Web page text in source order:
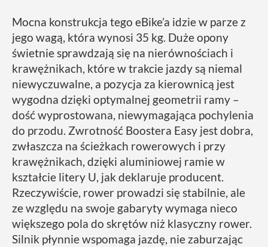
Mocna konstrukcja tego eBike’a idzie w parze z
jego wagą, która wynosi 35 kg. Duże opony
świetnie sprawdzają się na nierównościach i
krawężnikach, które w trakcie jazdy są niemal
niewyczuwalne, a pozycja za kierownicą jest
wygodna dzięki optymalnej geometrii ramy –
dość wyprostowana, niewymagająca pochylenia
do przodu. Zwrotność Boostera Easy jest dobra,
zwłaszcza na ścieżkach rowerowych i przy
krawężnikach, dzięki aluminiowej ramie w
kształcie litery U, jak deklaruje producent.
Rzeczywiście, rower prowadzi się stabilnie, ale
ze względu na swoje gabaryty wymaga nieco
większego pola do skrętów niż klasyczny rower.
Silnik płynnie wspomaga jazdę, nie zaburzając